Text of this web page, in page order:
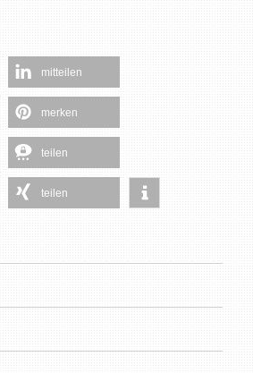
mitteilen
merken
teilen
teilen